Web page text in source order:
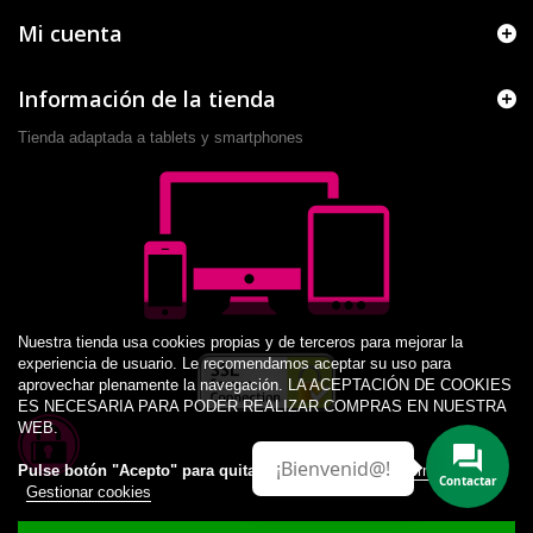
Mi cuenta
Información de la tienda
Tienda adaptada a tablets y smartphones
Contactar
¡Bienvenid@!
Nuestra tienda usa cookies propias y de terceros para mejorar la
experiencia de usuario. Le recomendamos aceptar su uso para
aprovechar plenamente la navegación. LA ACEPTACIÓN DE COOKIES
ES NECESARIA PARA PODER REALIZAR COMPRAS EN NUESTRA
WEB.
Pulse botón "Acepto" para quitar este aviso.
Más información
Gestionar cookies